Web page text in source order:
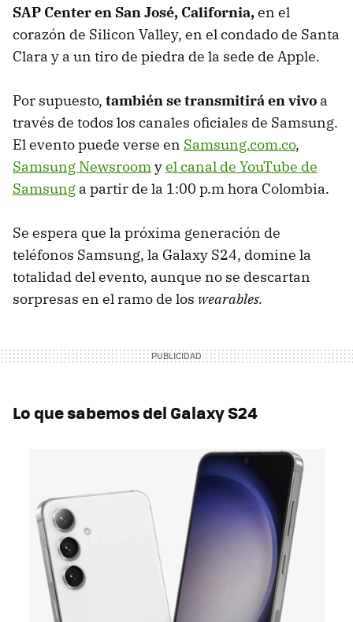
SAP Center en San José, California,en el
corazón de Silicon Valley, en el condado de Santa
Clara y a un tiro de piedra de la sede de Apple.
Por supuesto, también se transmitirá en vivo a
través de todos los canales oficiales de Samsung.
El evento puede verse en Samsung.com.co,
Samsung Newsroomyel canal de YouTube de
Samsung a partir de la 1:00 p.m hora Colombia.
Se espera que la próxima generación de
teléfonos Samsung, la Galaxy S24, domine la
totalidad del evento, aunque no se descartan
sorpresas en el ramo de los wearables.
Lo que sabemos del Galaxy S24